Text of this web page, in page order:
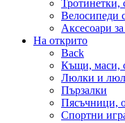
Тротинетки,
Велосипеди
Аксесоари
На открито
Back
Къщи, маси,
Люлки и
Пързалки
Пясъчници,
Спортни